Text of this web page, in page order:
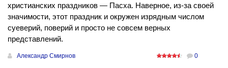
христианских праздников — Пасха. Наверное, из-за своей
значимости, этот праздник и окружен изрядным числом
суеверий, поверий и просто не совсем верных
представлений.
Александр Смирнов 0